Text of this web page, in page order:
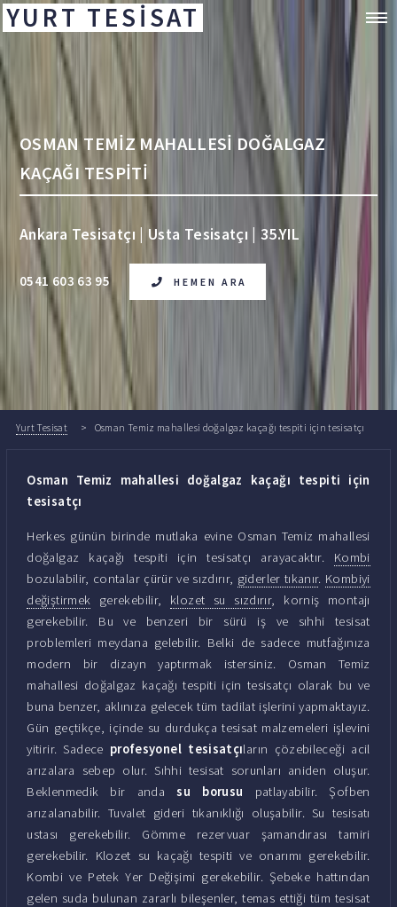
YURT TESİSAT
OSMAN TEMİZ MAHALLESİ DOĞALGAZ
KAÇAĞI TESPİTİ
Ankara Tesisatçı | Usta Tesisatçı | 35.YIL
0541 603 63 95 HEMEN ARA
Yurt Tesisat Osman Temiz mahallesi doğalgaz kaçağı tespiti için tesisatçı
Osman Temiz mahallesi doğalgaz kaçağı tespiti için
tesisatçı
Herkes günün birinde mutlaka evine Osman Temiz mahallesi
doğalgaz kaçağı tespiti için tesisatçı arayacaktır. Kombi
bozulabilir, contalar çürür ve sızdırır, giderler tıkanır. Kombiyi
değiştirmek gerekebilir, klozet su sızdırır, korniş montajı
gerekebilir. Bu ve benzeri bir sürü iş ve sıhhi tesisat
problemleri meydana gelebilir. Belki de sadece mutfağınıza
modern bir dizayn yaptırmak istersiniz. Osman Temiz
mahallesi doğalgaz kaçağı tespiti için tesisatçı olarak bu ve
buna benzer, aklınıza gelecek tüm tadilat işlerini yapmaktayız.
Gün geçtikçe, içinde su durdukça tesisat malzemeleri işlevini
yitirir. Sadece profesyonel tesisatçıların çözebileceği acil
arızalara sebep olur. Sıhhi tesisat sorunları aniden oluşur.
Beklenmedik bir andasu borusu patlayabilir. Şofben
arızalanabilir. Tuvalet gideri tıkanıklığı oluşabilir. Su tesisatı
ustası gerekebilir. Gömme rezervuar şamandırası tamiri
gerekebilir. Klozet su kaçağı tespiti ve onarımı gerekebilir.
Kombi ve Petek Yer Değişimi gerekebilir. Şebeke hattından
gelen suda bulunan zararlı bileşenler, temas ettiği tüm tesisat